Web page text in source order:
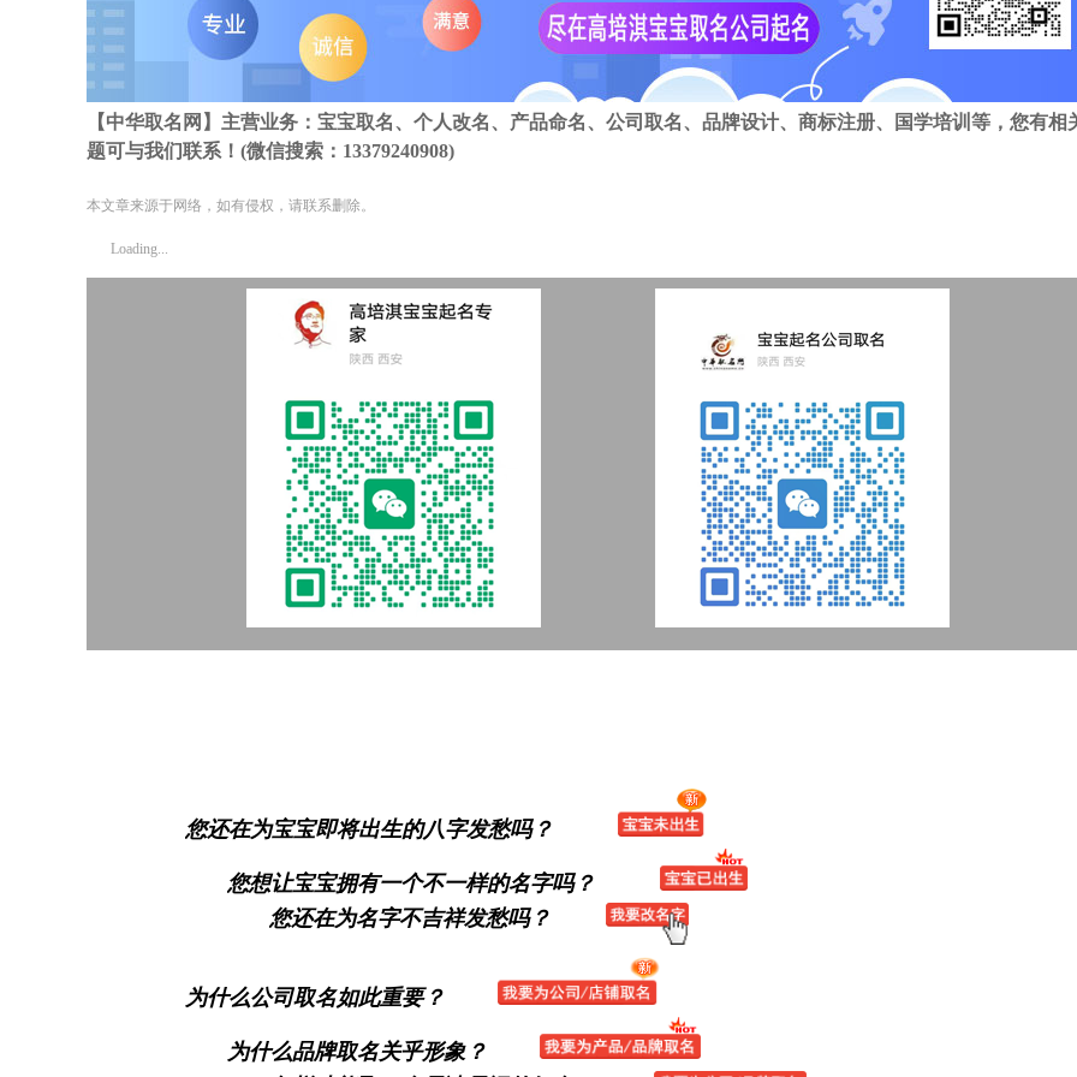
【中华取名网】主营业务：宝宝取名、个人改名、产品命名、公司取名、品牌设计、商标注册、国学培训等，您有相
题可与我们联系！(微信搜索：13379240908)
本文章来源于网络，如有侵权，请联系删除。
Loading...
您还在为宝宝即将出生的八字发愁吗？
您想让宝宝拥有一个不一样的名字吗？
您还在为名字不吉祥发愁吗？
为什么公司取名如此重要？
为什么品牌取名关乎形象？